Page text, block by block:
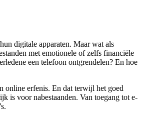
digitale apparaten. Maar wat als
met emotionele of zelfs financiële
een telefoon ontgrendelen? En hoe
online erfenis. En dat terwijl het goed
is voor nabestaanden. Van toegang tot e-